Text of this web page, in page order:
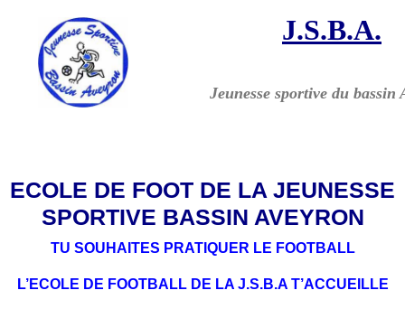
J.S.B.A.
Jeunesse sportivedu bassin
ECOLE DE FOOT DE LA JEUNESSE
SPORTIVE BASSIN AVEYRON
TU SOUHAITES PRATIQUER LE FOOTBALL
L’ECOLE DE FOOTBALL DE LA J.S.B.A T’ACCUEILLE